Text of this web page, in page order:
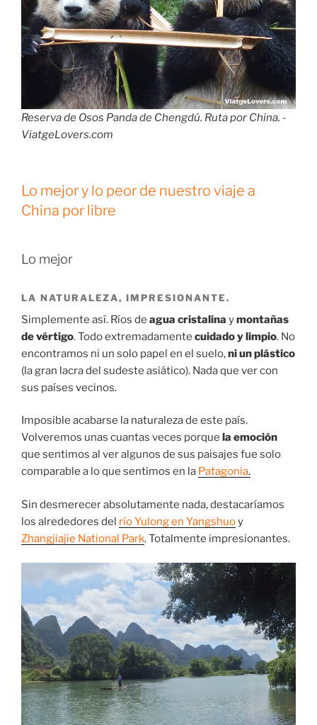
Reserva de Osos Panda de Chengdú. Ruta por China. -
ViatgeLovers.com
Lo mejor y lo peor de nuestro viaje a
China por libre
Lo mejor
LA NATURALEZA, IMPRESIONANTE.
Simplemente así. Ríos de agua cristalina ymontañas
de vértigo. Todo extremadamente cuidado y limpio. No
encontramos ni un solo papel en el suelo,ni un plástico
(la gran lacra del sudeste asiático). Nada que ver con
sus países vecinos.
Imposible acabarse la naturaleza de este país.
Volveremos unas cuantas veces porque la emoción
que sentimos al ver algunos de sus paisajes fue solo
comparable a lo que sentimos en la Patagonia.
Sin desmerecer absolutamente nada, destacaríamos
los alrededores del río Yulong en Yangshuoy
Zhangjiajie National Park. Totalmente impresionantes.